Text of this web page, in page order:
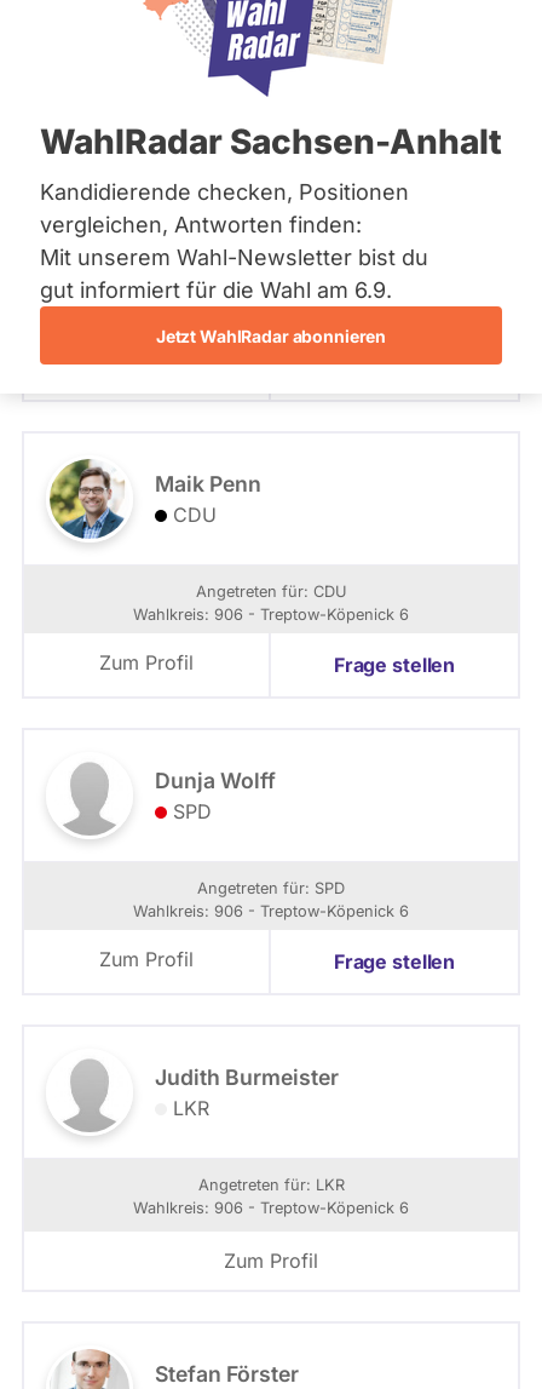
Bremen
Hamburg
Mecklenburg-Vorpommern
Nordrhein-Westfalen
Saarland
Sachsen
Sachsen-Anhalt
Sachsen-Anhalt
Schleswig-Holstein
Thüringen
Archiv
WahlRadar Sachsen-Anhalt
Kandidierende checken, Positionen
vergleichen, Antworten finden:
Mit unserem Wahl-Newsletter bist du
gut informiert für die Wahl am 6.9.
Jetzt WahlRadar abonnieren
Wahlliste
- Alle -
Listenposition
906 - Treptow-Köpenick 6
Carsten Schatz
parteilos
Angetreten für: Die Linke
Zum Profil Frage stellen
Maik Penn
CDU
Angetreten für: CDU
Wahlkreis: 906 - Treptow-Köpenick 6
Zum Profil Frage stellen
Dunja Wolff
SPD
Angetreten für: SPD
Wahlkreis: 906 - Treptow-Köpenick 6
Zum Profil Frage stellen
Judith Burmeister
LKR
Angetreten für: LKR
Wahlkreis: 906 - Treptow-Köpenick 6
Zum Profil
Stefan Förster